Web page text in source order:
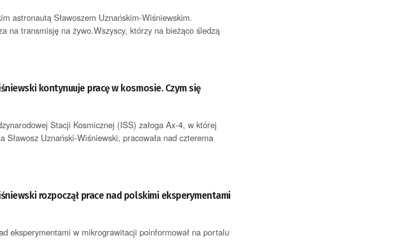
astronautą Sławoszem Uznańskim-Wiśniewskim.
na transmisję na żywo.Wszyscy, którzy na bieżąco śledzą
kontynuuje pracę w kosmosie. Czym się
Stacji Kosmicznej (ISS) załoga Ax-4, w której
Sławosz Uznański-Wiśniewski, pracowała nad czterema
rozpoczął prace nad polskimi eksperymentami
eksperymentami w mikrograwitacji poinformował na portalu